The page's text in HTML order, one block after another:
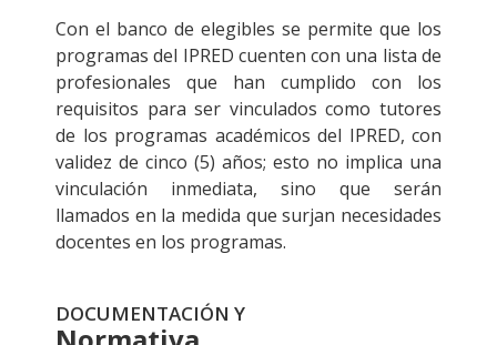
Con el banco de elegibles se permite que los
programas del IPRED cuenten con una lista de
profesionales que han cumplido con los
requisitos para ser vinculados como tutores
de los programas académicos del IPRED, con
validez de cinco (5) años; esto no implica una
vinculación inmediata, sino que serán
llamados en la medida que surjan necesidades
docentes en los programas.
DOCUMENTACIÓN Y